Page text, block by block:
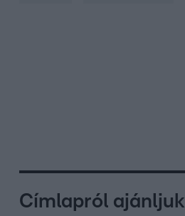
Címlapról ajánljuk